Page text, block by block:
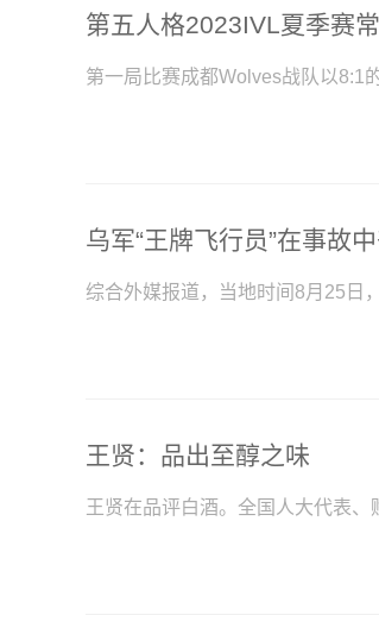
第一局比赛成都Wolves战队以8:1
乌军“王牌飞行员”在事故
综合外媒报道，当地时间8月25日
王贤：品出至醇之味
王贤在品评白酒。全国人大代表